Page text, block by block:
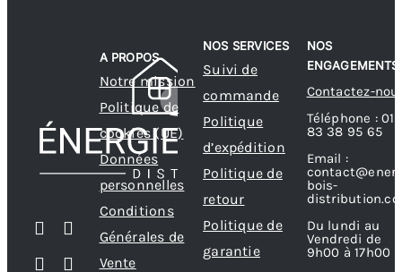
A PROPOS
Notre mission
Politique de
cookies (UE)
Données
personnelles
Conditions
Générales de
Vente
NOS SERVICES
Suivi de
commande
Politique
d’expédition
Politique de
retour
Politique de
garantie
NOS
ENGAGEMENTS
Contactez-
Téléphone : 01
83 38 95 65
Email :
bois-
Du lundi au
Vendredi de
9h00 à 17h00